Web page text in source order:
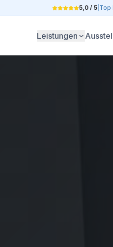
5,0 / 5 Top
Leistungen